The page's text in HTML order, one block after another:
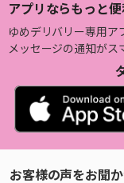
アプリならもっと
ゆめデリバリー専用ア
メッセージの通知がス
お客様の声をお聞